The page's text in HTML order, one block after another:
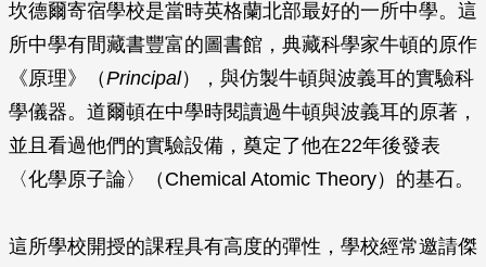
坎德爾寄宿學校是當時英格蘭北部最好的一所中學。這
所中學有間藏書豐富的圖書館，典藏科學家牛頓的原作
《原理》（Principal），與仿製牛頓與波義耳的實驗科
學儀器。道爾頓在中學時閱讀過牛頓與波義耳的原著，
並且看過他們的實驗設備，奠定了他在22年後發表
〈化學原子論〉（Chemical Atomic Theory）的基石。
這所學校開授的課程具有高度的彈性，學校經常邀請傑